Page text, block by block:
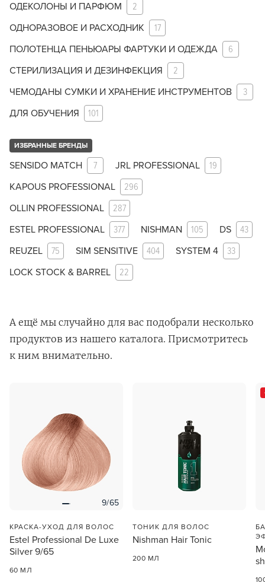
ОДЕКОЛОНЫ И ПАРФЮМ 2
ОДНОРАЗОВОЕ И РАСХОДНИК 17
ПОЛОТЕНЦА ПЕНЬЮАРЫ ФАРТУКИ И ОДЕЖДА 6
СТЕРИЛИЗАЦИЯ И ДЕЗИНФЕКЦИЯ 2
ЧЕМОДАНЫ СУМКИ И ХРАНЕНИЕ ИНСТРУМЕНТОВ 3
ДЛЯ ОБУЧЕНИЯ 101
ИЗБРАННЫЕ БРЕНДЫ
SENSIDO MATCH 7 JRL PROFESSIONAL 19
KAPOUS PROFESSIONAL 296
OLLIN PROFESSIONAL 287
ESTEL PROFESSIONAL 377 NISHMAN 105 DS 43
REUZEL 75 SIM SENSITIVE 404 SYSTEM 4 33
LOCK STOCK & BARREL 22
А ещё мы случайно для вас подобрали несколько
продуктов из нашего каталога. Присмотритесь
к ним внимательно.
9/65
КРАСКА-УХОД ДЛЯ ВОЛОС
Estel Professional De Luxe
Silver 9/65
60 МЛ
ТОНИК ДЛЯ ВОЛОС
Nishman Hair Tonic
200 МЛ
Заяц–робот
смотреть товары и оформлять заказы — удобнее и
намного быстрее!
УСТАНОВИТЬ ИЗ GOOGLE PLAY
ПРОДОЛЖУ ЗДЕСЬ